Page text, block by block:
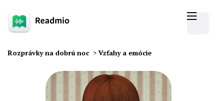
Rozprávky na dobrú noc > Vzťahy a emócie